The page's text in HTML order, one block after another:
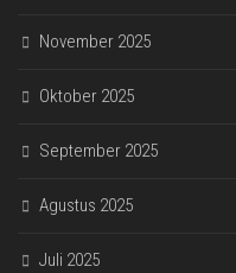
November 2025
Oktober 2025
September 2025
Agustus 2025
Juli 2025